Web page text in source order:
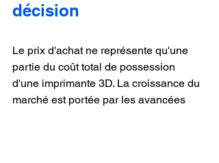
décision
Le prix d'achat ne représente qu'une
partie du coût total de possession
d'une imprimante 3D. La croissance du
marché est portée par les avancées